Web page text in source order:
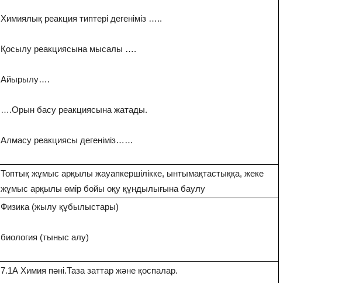
Химиялық реакция типтері дегеніміз …..
Қосылу реакциясына мысалы ….
Айырылу….
….Орын басу реакциясына жатады.
Алмасу реакциясы дегеніміз……
Топтық жұмыс арқылы жауапкершілікке, ынтымақтастыққа, жеке
жұмыс арқылы өмір бойы оқу құндылығына баулу
Физика (жылу құбылыстары)
биология (тыныс алу)
7.1А Химия пәні.Таза заттар және қоспалар.